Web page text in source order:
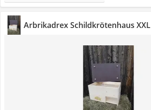
Arbrikadrex Schildkrötenhaus XXL